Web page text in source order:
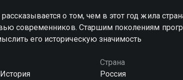
о том, чем в этот год жила
современников. Старшим поколениям
его историческую значимость
Страна
Россия